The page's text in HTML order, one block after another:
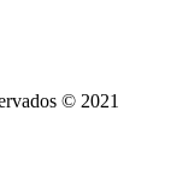
© 2021